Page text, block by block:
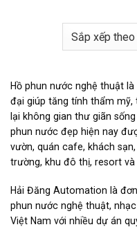
Hồ phun nước nghệ thuật
đại giúp tăng tính thẩm
lại không gian thư giãn
phun nước đẹp hiện nay
vườn, quán cafe, khách
trường, khu đô thị, resort và
Hải Đăng Automation là
phun nước nghệ thuật,
Việt Nam với nhiều dự án